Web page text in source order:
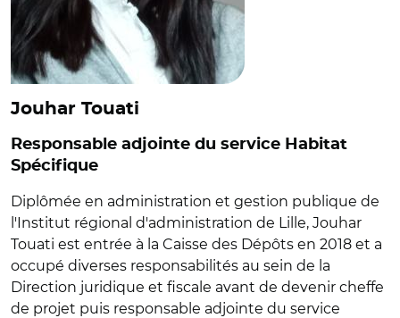
Jouhar Touati
Responsable adjointe du service Habitat
Spécifique
Diplômée en administration et gestion publique de
l'Institut régional d'administration de Lille, Jouhar
Touati est entrée à la Caisse des Dépôts en 2018 et a
occupé diverses responsabilités au sein de la
Direction juridique et fiscale avant de devenir cheffe
de projet puis responsable adjointe du service